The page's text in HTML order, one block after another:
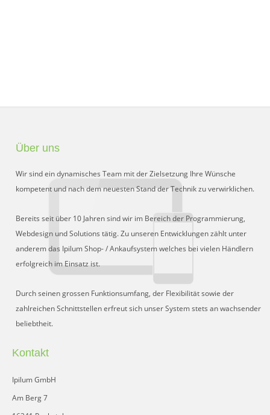
Sperrliste
Zustands-Abfragen
Wareneingang
Bar-Ankauf
Tagesabschluss
FAQ
Über uns
Wir sind ein dynamisches Team mit der Zielsetzung Ihre Wünsche
kompetent und nach dem neuesten Stand der Technik zu verwirklichen.
Bereits seit über 10 Jahren sind wir im Bereich der Programmierung,
Webdesign und Solutions tätig. Zu unseren Entwicklungen zählt unter
anderem das Ipilum Shop- / Ankaufsystem welches bei vielen Händlern
erfolgreich im Einsatz ist.
Durch seinen grossen Funktionsumfang, der Flexibilität sowie der
zahlreichen Schnittstellen erfreut sich unser System stets an wachsender
beliebtheit.
Kontakt
Ipilum GmbH
Am Berg 7